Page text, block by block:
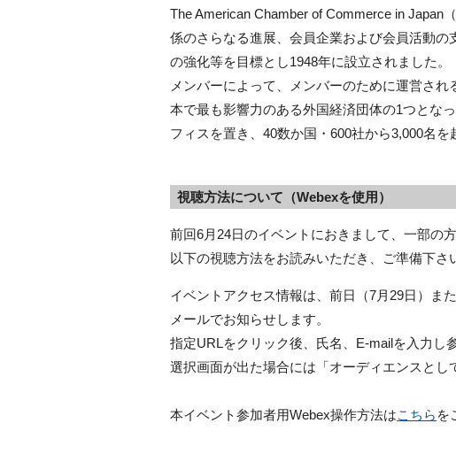
The American Chamber of Commerce in Japan
係のさらなる進展、会員企業および会員活動
の強化等を目標とし1948年に設立されました。
メンバーによって、メンバーのために運営さ
本で最も影響力のある外国経済団体の1つとな
フィスを置き、40数か国・600社から3,000名を
視聴方法について（Webexを使用）
前回6月24日のイベントにおきまして、一部の
以下の視聴方法をお読みいただき、ご準備下さ
イベントアクセス情報は、前日（7月29日）ま
メールでお知らせします。
指定URLをクリック後、氏名、E-mailを入力し
選択画面が出た場合には「オーディエンスとし
本イベント参加者用Webex操作方法はこちら を